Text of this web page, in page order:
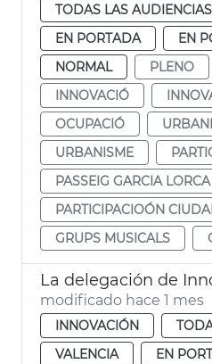
TODAS LAS AUDIENCIAS
EN PORTADA
EN
NORMAL
PLENO
INNOVACIÓ
OCUPACIÓ
URBANISME
PASSEIG GARCIA LORCA
PARTICIPACIOÓN
GRUPS MUSICALS
modificado hace 1 mes
INNOVACIÓN
VALENCIA
EN